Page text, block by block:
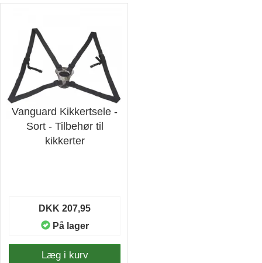
Vanguard Kikkertsele -
Sort - Tilbehør til
kikkerter
DKK 207,95
På lager
Læg i kurv